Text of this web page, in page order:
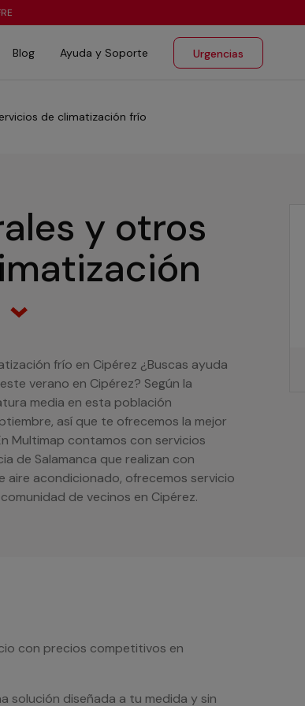
Blog Ayuda y Soporte Urgencias
de climatización frío
y otros
frío en Cipérez ¿Buscas ayuda
verano en Cipérez? Según la
media en esta población
así que te ofrecemos la mejor
Multimap contamos con servicios
de Salamanca que realizan con
aire acondicionado, ofrecemos servicio
de vecinos en Cipérez.
con precios competitivos en
solución diseñada a tu medida y sin